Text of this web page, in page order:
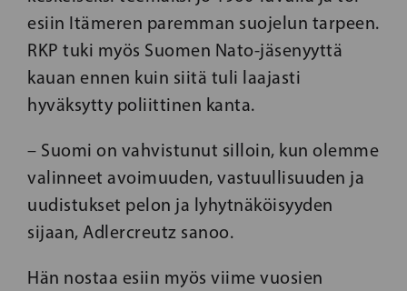
esiin Itämeren paremman suojelun tarpeen.
RKP tuki myös Suomen Nato-jäsenyyttä
kauan ennen kuin siitä tuli laajasti
hyväksytty poliittinen kanta.
– Suomi on vahvistunut silloin, kun olemme
valinneet avoimuuden, vastuullisuuden ja
uudistukset pelon ja lyhytnäköisyyden
sijaan, Adlercreutz sanoo.
Hän nostaa esiin myös viime vuosien